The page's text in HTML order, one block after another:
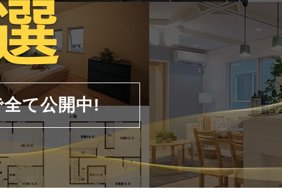
て公開中!